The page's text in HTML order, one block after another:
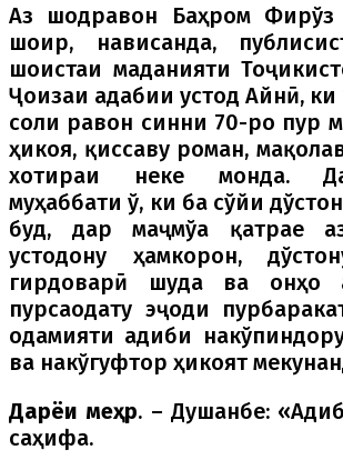
Аз шодравон Баҳром Фирўз
шоир, нависанда,
шоистаи маданияти
Ҷоизаи адабии устод Айнӣ,
соли равон синни 70-ро пур
ҳикоя, қиссаву роман,
хотираи неке монда.
муҳаббати ў, ки ба сўйи
буд, дар маҷмўа қатрае
устодону ҳамкорон,
гирдоварӣ шуда ва онҳо
пурсаодату эҷоди
одамияти адиби
ва накўгуфтор ҳикоят
Дарёи меҳр. – Душанбе:
саҳифа.